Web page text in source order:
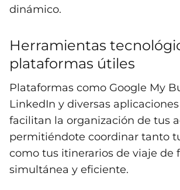
dinámico.
Herramientas
plataformas útiles
Plataformas como Google My
LinkedIn y diversas
facilitan la organización de tus
permitiéndote coordinar tanto
como tus itinerarios de viaje de
simultánea y eficiente.